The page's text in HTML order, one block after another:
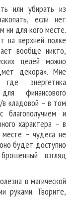
или убирать из
если нет
ни для кого месте.
на верхней полке
вообще никто,
целей можно
декора». Мне
энергетика
финансового
в кладовой – в том
благополучием и
характера – в
месте – чудеса не
будет доступно
взгляд
в магической
руками. Творите,